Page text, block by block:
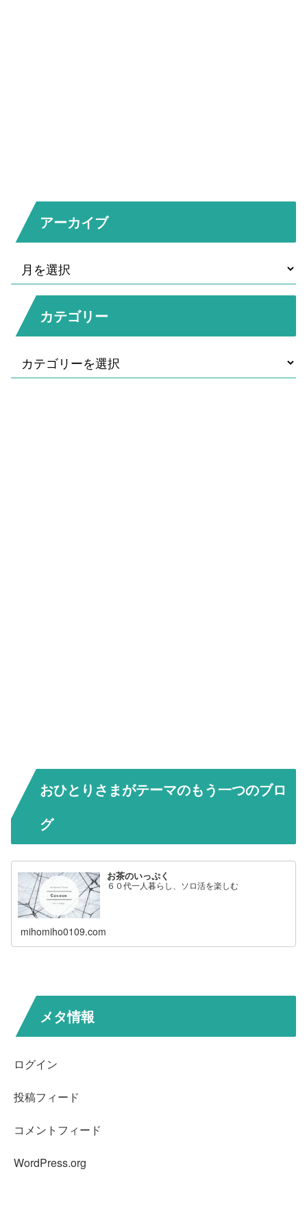
アーカイブ
カテゴリー
おひとりさまがテーマのもう一つのブロ
グ
お茶のいっぷく
６０代一人暮らし、ソロ活を楽しむ
mihomiho0109.com
メタ情報
ログイン
投稿フィード
コメントフィード
WordPress.org